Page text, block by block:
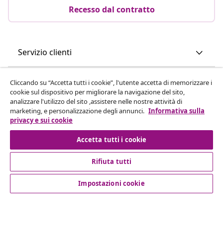
Recesso dal contratto
Servizio clienti
Aziende
vidaXL
Cliccando su “Accetta tutti i cookie”, l'utente accetta di memorizzare i
cookie sul dispositivo per migliorare la navigazione del sito,
analizzare l'utilizzo del sito ,assistere nelle nostre attività di
marketing, e personalizzazione degli annunci. Informativa sulla
privacy e sui cookie
Accetta tutti i cookie
Rifiuta tutti
Impostazioni cookie